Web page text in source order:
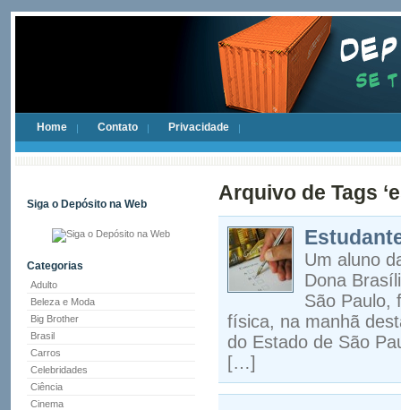
Home Contato Privacidade
Siga o Depósito na Web
Categorias
Adulto
Beleza e Moda
Big Brother
Brasil
Carros
Celebridades
Ciência
Cinema
Arquivo de Tags
Um aluno
Dona
São Paulo,
física, na manhã
do Estado de São
[…]